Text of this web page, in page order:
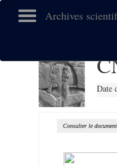
Archives
Date
Consulter le document